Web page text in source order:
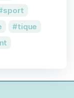
sport
tique